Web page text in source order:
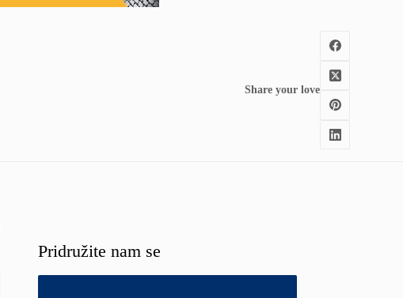
Share your love
Pridružite nam se